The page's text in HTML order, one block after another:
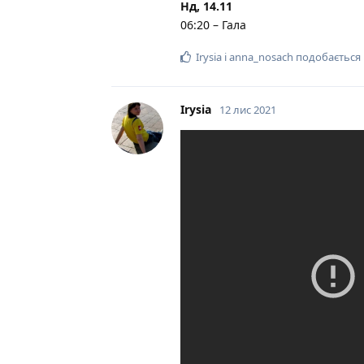
Нд, 14.11
06:20 – Гала
Irysia іanna_nosach подобається
Irysia 12 лис 2021